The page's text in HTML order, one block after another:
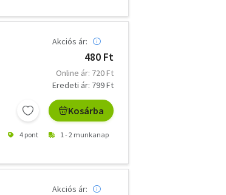
Akciós ár:
480 Ft
Online ár: 720 Ft
Eredeti ár: 799 Ft
Kosárba
4 pont 1 - 2 munkanap
Akciós ár: